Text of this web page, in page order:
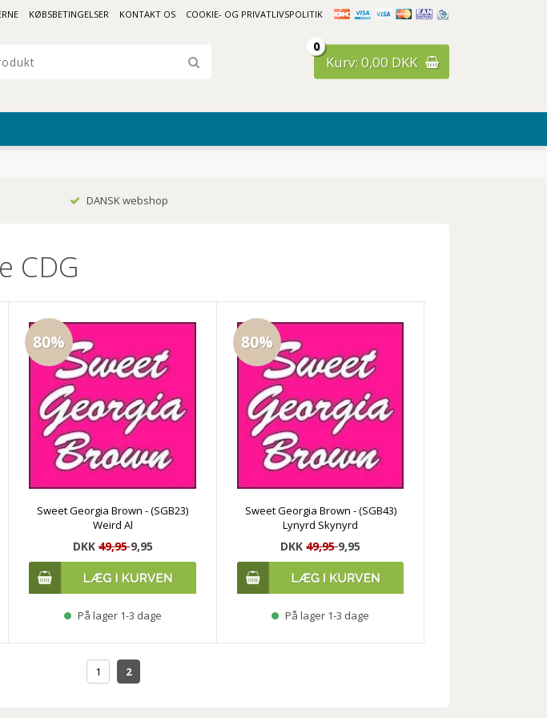
0
Kurv: 0,00 DKK
KØBSBETINGELSER KONTAKT OS COOKIE- OG PRIVATLIVSPOLITIK
DANSK webshop
CDG
80%
Sweet Georgia Brown - (SGB23)
Weird Al
DKK49,959,95
På lager 1-3 dage
80%
Sweet Georgia Brown - (SGB43)
Lynyrd Skynyrd
DKK49,959,95
På lager 1-3 dage
1 2